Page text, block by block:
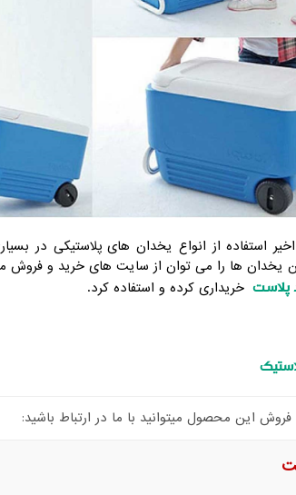
استفاده از انواع یخدان های پلاستیکی در
یخدان ها را می توان از سایت های خرید و فروش
پلاست خریداری کرده و استفاده کرد.
این محصول میتوانید با ما در ارتباط باشید: